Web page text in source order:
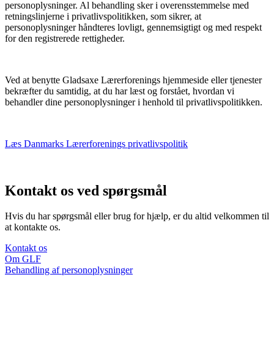
personoplysninger. Al behandling sker i overensstemmelse med
retningslinjerne i privatlivspolitikken, som sikrer, at
personoplysninger håndteres lovligt, gennemsigtigt og med respekt
for den registrerede rettigheder.
Ved at benytte Gladsaxe Lærerforenings hjemmeside eller tjenester
bekræfter du samtidig, at du har læst og forstået, hvordan vi
behandler dine personoplysninger i henhold til privatlivspolitikken.
Læs Danmarks Lærerforenings privatlivspolitik
Kontakt os ved spørgsmål
Hvis du har spørgsmål eller brug for hjælp, er du altid velkommen til
at kontakte os.
Kontakt os
Om GLF
Behandling af personoplysninger